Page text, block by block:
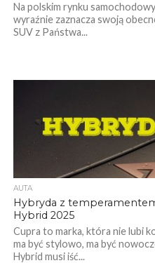
Na polskim rynku
wyraźnie zaznacza swoją
SUV z Państwa...
AUTA
Hybryda z
Hybrid 2025
Cupra to marka, która nie lubi
ma być stylowo, ma być
Hybrid musi iść...